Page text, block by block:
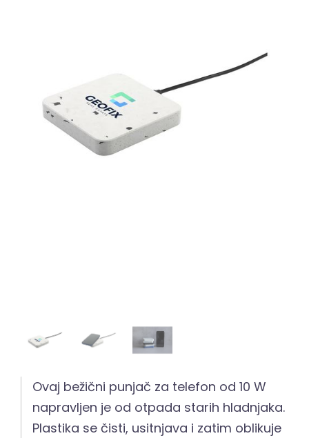
Ovaj bežični punjač za telefon od 10 W
napravljen je od otpada starih hladnjaka.
Plastika se čisti, usitnjava i zatim oblikuje